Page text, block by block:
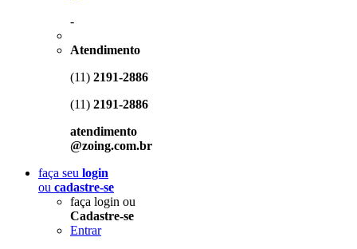
-
Atendimento
(11) 2191-2886
(11) 2191-2886
atendimento
@zoing.com.br
faça seu login
ou cadastre-se
faça login ou
Cadastre-se
Entrar